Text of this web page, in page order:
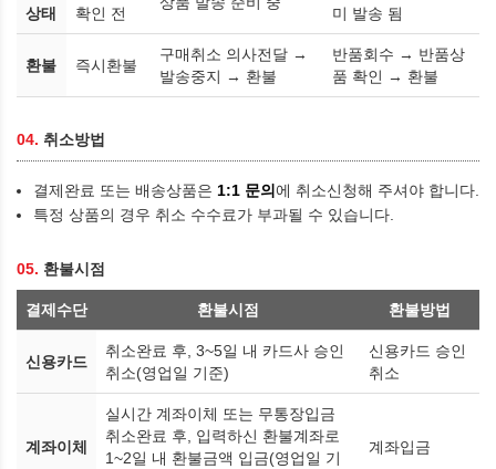
상태
확인 전
미 발송 됨
환불 즉시환불
구매취소 의사전달 →
발송중지 → 환불
반품회수 → 반품상
품 확인 → 환불
04. 취소방법
결제완료 또는 배송상품은 1:1 문의에 취소신청해 주셔야 합니다.
특정 상품의 경우 취소 수수료가 부과될 수 있습니다.
05. 환불시점
결제수단 환불시점 환불방법
신용카드
취소완료 후, 3~5일 내 카드사 승인
취소(영업일 기준)
신용카드 승인
취소
계좌이체
실시간 계좌이체 또는 무통장입금
취소완료 후, 입력하신 환불계좌로
1~2일 내 환불금액 입금(영업일 기
계좌입금